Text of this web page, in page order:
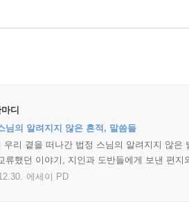
디
님의 알려지지 않은 흔적, 말씀들
우리 곁을 떠나간 법정 스님의 알려지지 않
류했던 이야기, 지인과 도반들에게 보낸 편
에세이 PD